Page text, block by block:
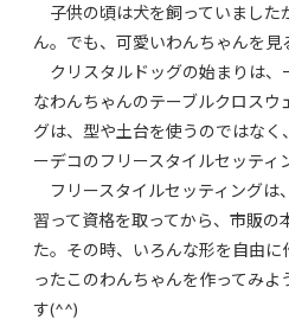
子供の頃は犬を飼っていました
ん。でも、可愛いわんちゃんを見
クリスタルドッグの始まりは、
なわんちゃんのテーブルクロスウ
グは、型や土台を使うのではな
ーデコのフリースタイルセッティ
フリースタイルセッティングは
習って資格を取ってから、市販の
た。その時、いろんな形を自由
ったこのわんちゃんを作ってみ
す(^^)